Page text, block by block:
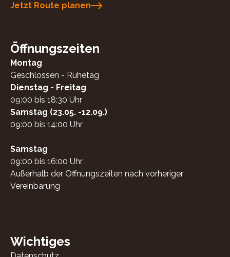
Jetzt Route planen
Öffnungszeiten
Montag
Geschlossen - Ruhetag
Dienstag - Freitag
09:00 bis 18:30 Uhr
Samstag (23.05. -12.09.)
09:00 bis 14:00 Uhr
Samstag
09:00 bis 16:00 Uhr
Außerhalb der Öffnungszeiten nach vorheriger
Vereinbarung
Wichtiges